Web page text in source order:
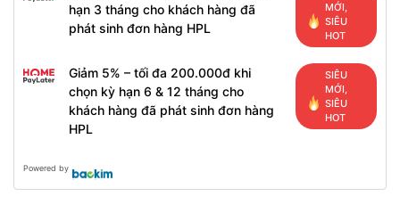
hạn 3 tháng cho khách hàng đã
phát sinh đơn hàng HPL
MỚI,
SIÊU
HOT
Giảm 5% – tối đa 200.000đ khi
chọn kỳ hạn 6 & 12 tháng cho
khách hàng đã phát sinh đơn hàng
HPL
SIÊU
MỚI,
SIÊU
HOT
Powered by